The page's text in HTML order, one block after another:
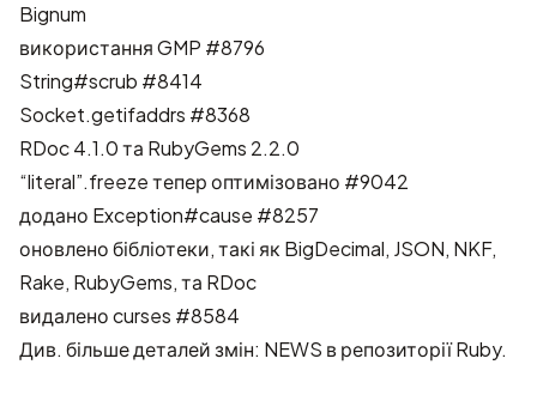
Bignum
використання GMP #8796
String#scrub #8414
Socket.getifaddrs #8368
RDoc 4.1.0 та RubyGems 2.2.0
“literal”.freeze тепер оптимізовано #9042
додано Exception#cause #8257
оновлено бібліотеки, такі як BigDecimal, JSON, NKF,
Rake, RubyGems, та RDoc
видалено curses #8584
Див. більше деталей змін: NEWS в репозиторії Ruby.